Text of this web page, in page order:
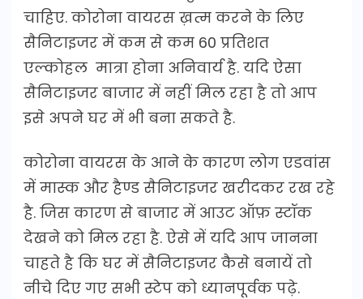
चाहिए. कोरोना वायरस ख़त्म करने के लिए
सैनिटाइजर में कम से कम 60 प्रतिशत
एल्कोहल मात्रा होना अनिवार्य है. यदि ऐसा
सैनिटाइजर बाजार में नहीं मिल रहा है तो आप
इसे अपने घर में भी बना सकते है.
कोरोना वायरस के आने के कारण लोग एडवांस
में मास्क और हैण्ड सैनिटाइजर खरीदकर रख रहे
है. जिस कारण से बाजार में आउट ऑफ़ स्टॉक
देखने को मिल रहा है. ऐसे में यदि आप जानना
चाहते है कि घर में सैनिटाइजर कैसे बनायें तो
नीचे दिए गए सभी स्टेप को ध्यानपूर्वक पढ़े.